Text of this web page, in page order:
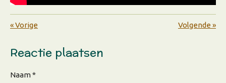
«Vorige Volgende»
Reactie plaatsen
Naam *